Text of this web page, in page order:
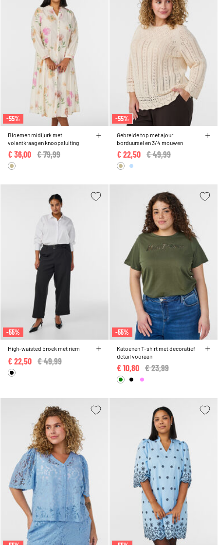
-55%
Bloemen midijurk met
volantkraag en knoopsluiting
Price reduced from
€ 79,99
€ 36,00
-55%
Gebreide top met ajour
borduursel en 3/4 mouwen
Price reduced from
€ 49,99
€ 22,50
-55%
High-waisted broek met riem
Price reduced from
€ 49,99
€ 22,50
-55%
Katoenen T-shirt met decoratief
detail vooraan
Price reduced from
€ 23,99
€ 10,80